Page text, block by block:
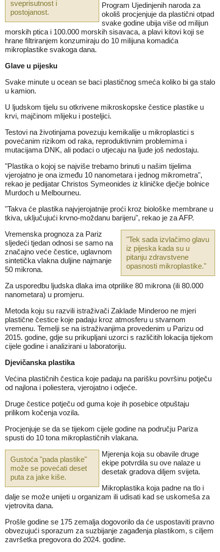
sveprisutnost i
postojanost.
Program Ujedinjenih naroda za
okoliš procjenjuje da plastični otpad
svake godine ubija više od milijun
morskih ptica i 100.000 morskih sisavaca, a plavi kitovi koji se
hrane filtriranjem konzumiraju do 10 milijuna komadića
mikroplastike svakoga dana.
Glave u pijesku
Svake minute u ocean se baci plastičnog smeća koliko bi ga stalo
u kamion.
U ljudskom tijelu su otkrivene mikroskopske čestice plastike u
krvi, majčinom mlijeku i posteljici.
Testovi na životinjama povezuju kemikalije u mikroplastici s
povećanim rizikom od raka, reproduktivnim problemima i
mutacijama DNK, ali podaci o utjecaju na ljude još nedostaju.
"Plastika o kojoj se najviše trebamo brinuti u našim tijelima
vjerojatno je ona između 10 nanometara i jednog mikrometra",
rekao je pedijatar Christos Symeonides iz kliničke dječje bolnice
Murdoch u Melbourneu.
"Takva će plastika najvjerojatnije proći kroz biološke membrane u
tkiva, uključujući krvno-moždanu barijeru", rekao je za AFP.
"Tek sada izvlačimo glavu
iz pijeska kada su u
pitanju zdravstvene
opasnosti mikroplastike."
Vremenska prognoza za Pariz
sljedeći tjedan odnosi se samo na
značajno veće čestice, uglavnom
sintetička vlakna duljine najmanje
50 mikrona.
Za usporedbu ljudska dlaka ima otprilike 80 mikrona (ili 80.000
nanometara) u promjeru.
Metoda koju su razvili istraživači Zaklade Minderoo ne mjeri
plastične čestice koje padaju kroz atmosferu u stvarnom
vremenu. Temelji se na istraživanjima provedenim u Parizu od
2015. godine, gdje su prikupljani uzorci s različitih lokacija tijekom
cijele godine i analizirani u laboratoriju.
Djevičanska plastika
Većina plastičnih čestica koje padaju na parišku površinu potječu
od najlona i poliestera, vjerojatno i odjeće.
Druge čestice potječu od guma koje ih posebice otpuštaju
prilikom kočenja vozila.
Procjenjuje se da se tijekom cijele godine na području Pariza
spusti do 10 tona mikroplastičnih vlakana.
Gustoća "pada plastike"
može se povećati deset
puta za jake kiše.
Mjerenja koja su obavile druge
ekipe potvrdila su ove nalaze u
desetak gradova diljem svijeta.
Mikroplastika koja padne na tlo i
dalje se može unijeti u organizam ili udisati kad se uskomeša za
vjetrovita dana.
Prošle godine se 175 zemalja dogovorilo da će uspostaviti pravno
obvezujući sporazum za suzbijanje zagađenja plastikom, s ciljem
završetka pregovora do 2024. godine.